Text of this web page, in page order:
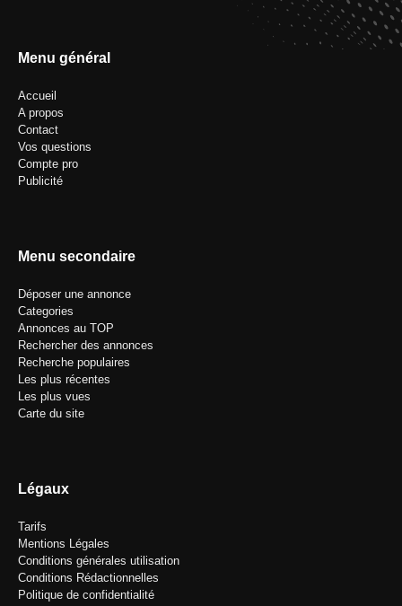
Menu général
Accueil
A propos
Contact
Vos questions
Compte pro
Publicité
Menu secondaire
Déposer une annonce
Categories
Annonces au TOP
Rechercher des annonces
Recherche populaires
Les plus récentes
Les plus vues
Carte du site
Légaux
Tarifs
Mentions Légales
Conditions générales utilisation
Conditions Rédactionnelles
Politique de confidentialité